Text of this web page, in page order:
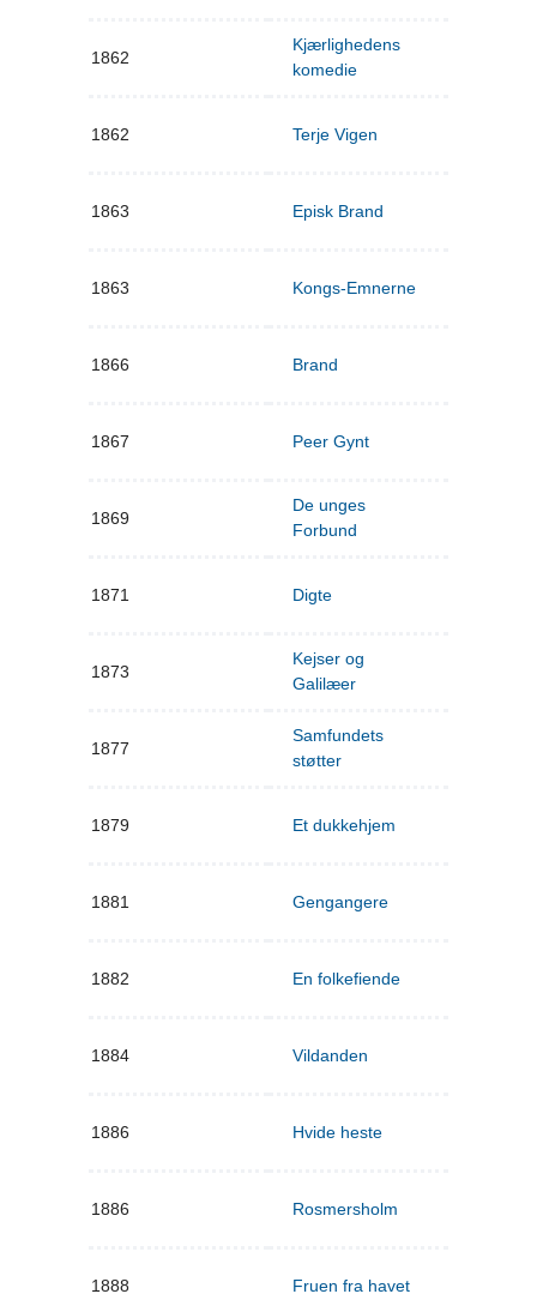
1862
Kjærlighedens
komedie
1862 Terje Vigen
1863 Episk Brand
1863 Kongs-Emnerne
1866 Brand
1867 Peer Gynt
1869
De unges
Forbund
1871 Digte
1873
Kejser og
Galilæer
1877
Samfundets
støtter
1879 Et dukkehjem
1881 Gengangere
1882 En folkefiende
1884 Vildanden
1886 Hvide heste
1886 Rosmersholm
1888 Fruen fra havet